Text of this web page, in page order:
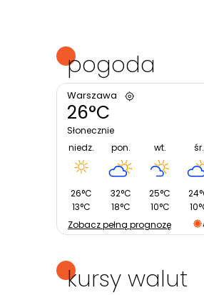
pogoda
Warszawa
26°C
Słonecznie
niedz.
26°C
13°C
pon.
32°C
18°C
wt.
25°C
10°C
śr.
Zobacz pełną prognozę
kursy walut